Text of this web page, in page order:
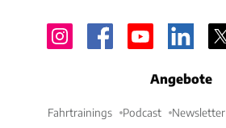
Angebote
Fahrtrainings Podcast Newsletter